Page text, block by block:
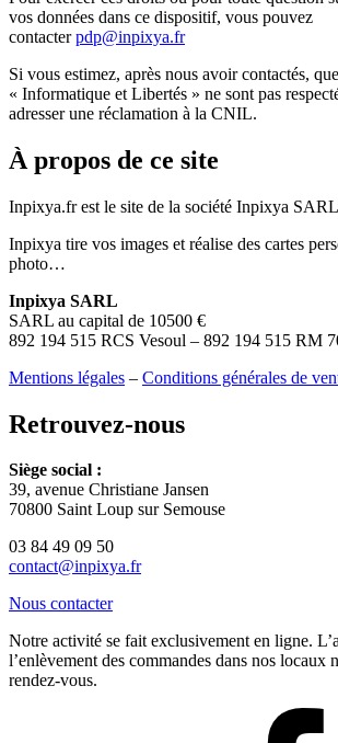
vos données dans ce dispositif, vous pouvez
contacterpdp@inpixya.fr
Si vous estimez, après nous avoir contactés,
« Informatique et Libertés » ne sont pas
adresser une réclamation à la CNIL.
À propos de ce site
Inpixya.fr est le site de la société Inpixya
Inpixya tire vos images et réalise des cartes
photo…
Inpixya SARL
SARL au capital de 10500 €
892 194 515 RCS Vesoul – 892 194 515 RM
Mentions légales – Conditions générales de
Retrouvez-nous
Siège social :
39, avenue Christiane Jansen
70800 Saint Loup sur Semouse
03 84 49 09 50
contact@inpixya.fr
Nous contacter
Notre activité se fait exclusivement en ligne.
l’enlèvement des commandes dans nos locaux
rendez-vous.